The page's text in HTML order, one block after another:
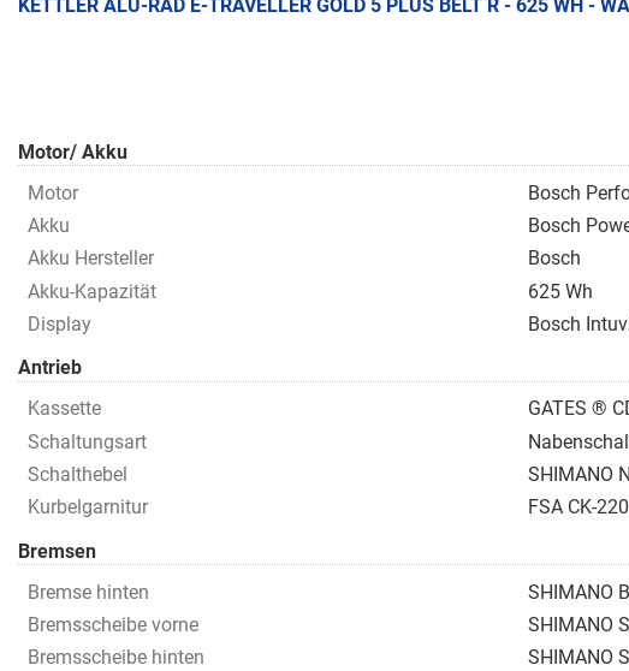
KETTLER ALU-RAD E-TRAVELLER GOLD 5 PLUS BELT R - 625 WH -
Motor/ Akku
Motor
Bosch
Akku
Bosch
Akku Hersteller
Bosch
Akku-Kapazität
625 Wh
Display
Bosch
Antrieb
Kassette
GATES ®
Schaltungsart
Schalthebel
SHIMANO
Kurbelgarnitur
FSA CK-220
Bremsen
Bremse hinten
SHIMANO
Bremsscheibe vorne
SHIMANO
Bremsscheibe hinten
SHIMANO